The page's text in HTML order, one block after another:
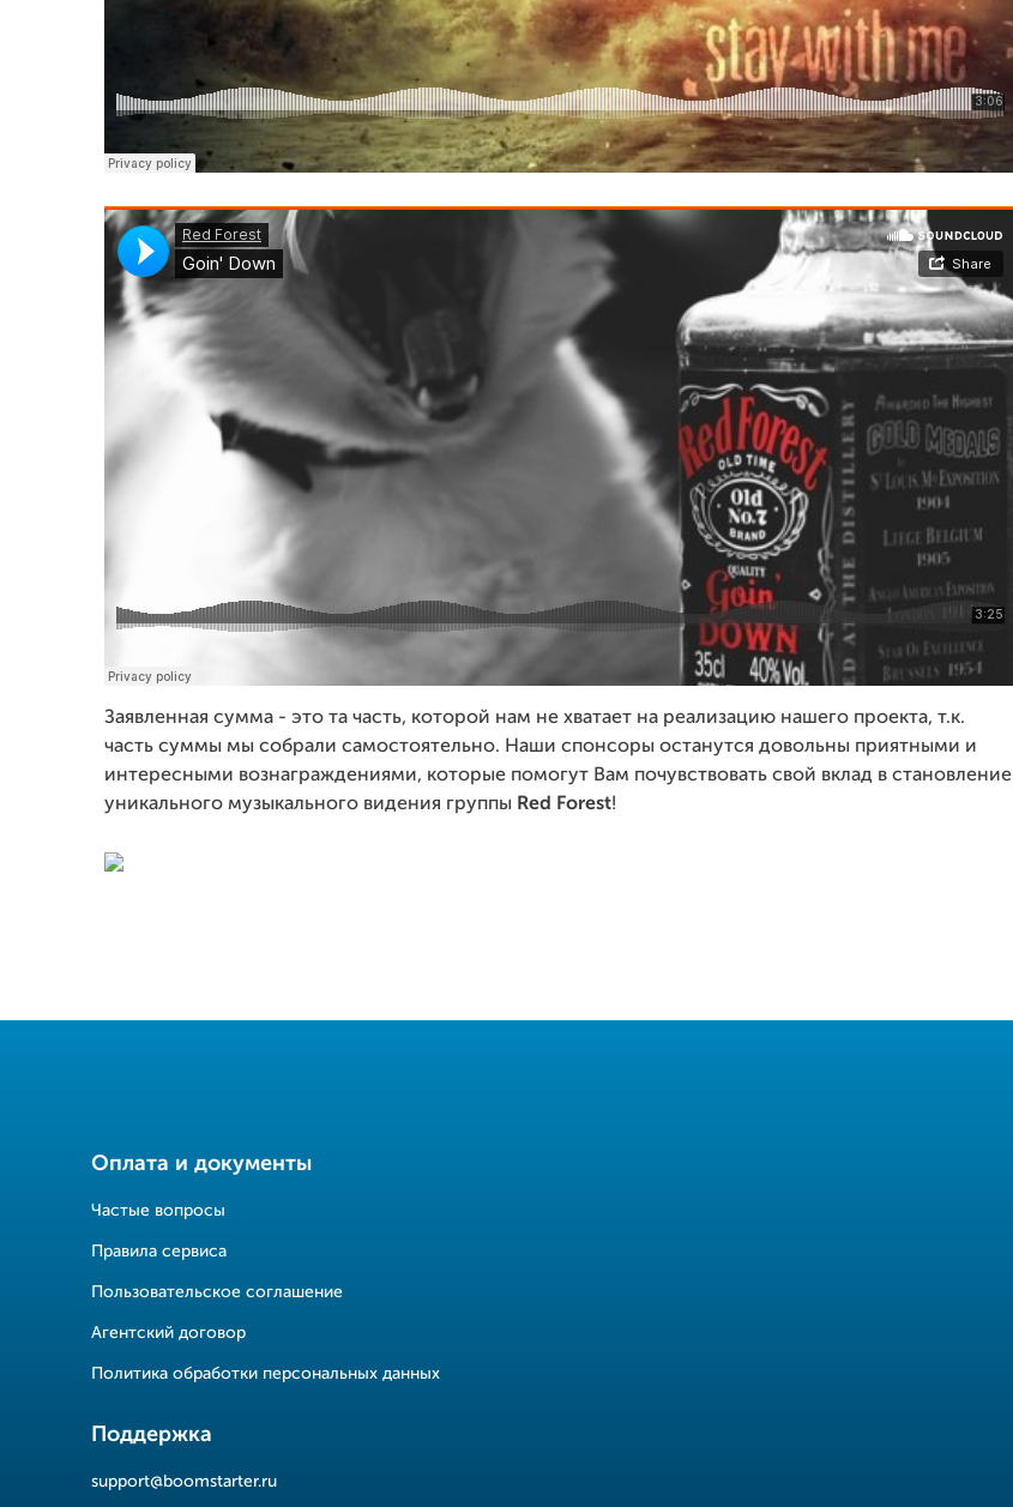
Заявленная сумма - это та часть, которой нам не хватает на реализацию нашего проекта, т.к.
часть суммы мы собрали самостоятельно. Наши спонсоры останутся довольны приятными и
интересными вознаграждениями, которые помогут Вам почувствовать свой вклад в становление
уникального музыкального видения группы Red Forest!
Оплата и документы
Частые вопросы
Правила сервиса
Пользовательское соглашение
Агентский договор
Политика обработки персональных данных
Поддержка
support@boomstarter.ru